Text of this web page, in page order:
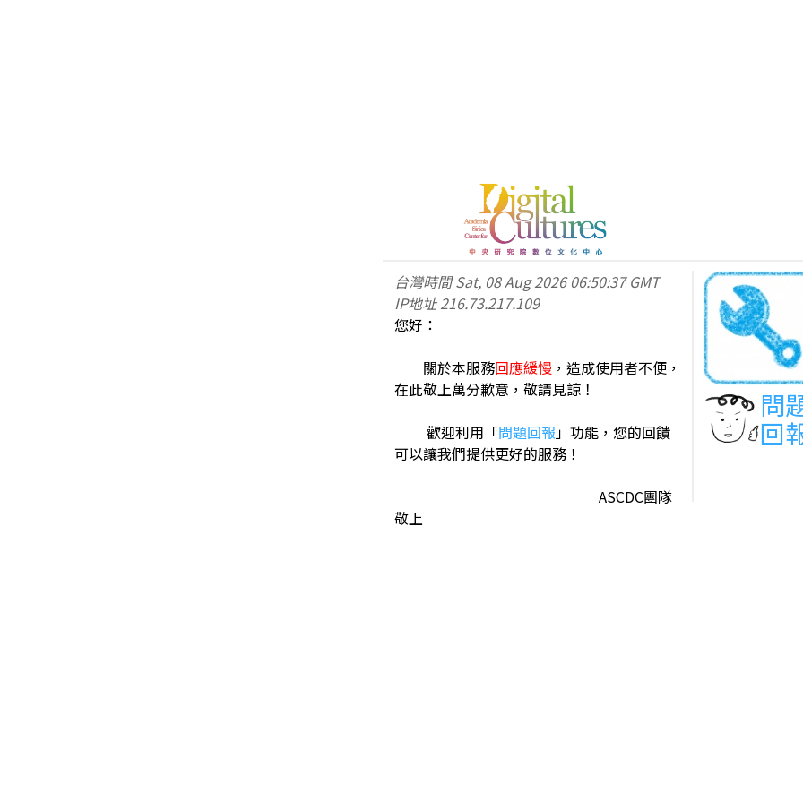
台灣時間Sat, 08 Aug 2026 06:50:37 GMT
IP地址216.73.217.109
您好：
關於本服務回應緩慢 ，造成使用者不便，
在此敬上萬分歉意，敬請見諒！
歡迎利用「問題回報」功能，您的回饋
可以讓我們提供更好的服務！
ASCDC團隊
敬上
問
回